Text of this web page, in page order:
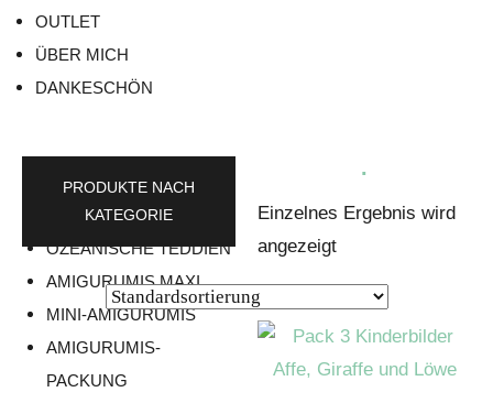
OUTLET
ÜBER MICH
DANKESCHÖN
PRODUKTE NACH
KATEGORIE
OZEANISCHE TEDDIEN
AMIGURUMIS MAXI
MINI-AMIGURUMIS
AMIGURUMIS-
PACKUNG
.
Einzelnes Ergebnis wird
angezeigt